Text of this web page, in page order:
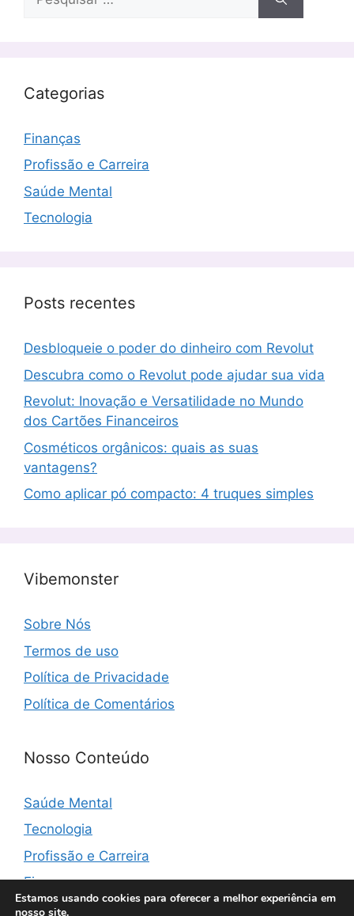
por:
Categorias
Finanças
Profissão e Carreira
Saúde Mental
Tecnologia
Posts recentes
Desbloqueie o poder do dinheiro com Revolut
Descubra como o Revolut pode ajudar sua vida
Revolut: Inovação e Versatilidade no Mundo
dos Cartões Financeiros
Cosméticos orgânicos: quais as suas
vantagens?
Como aplicar pó compacto: 4 truques simples
Vibemonster
Sobre Nós
Termos de uso
Política de Privacidade
Política de Comentários
Nosso Conteúdo
Saúde Mental
Tecnologia
Profissão e Carreira
Finanças
Estamos usando cookies para oferecer a melhor experiência em
nosso site.